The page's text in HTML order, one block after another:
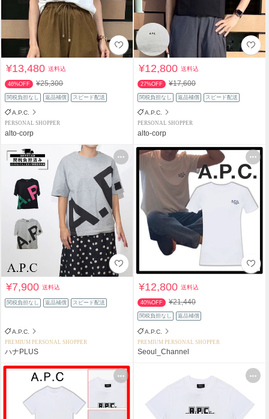
¥13,480送料込
46%OFF ¥25,300
関税負担なし 返品補償 スピード配送
A.P.C.
PERSONAL SHOPPER
alto-corp
¥12,800送料込
27%OFF ¥17,600
関税負担なし 返品補償 スピード配送
A.P.C.
PERSONAL SHOPPER
alto-corp
¥7,900送料込
関税負担なし 返品補償 スピード配送
A.P.C.
PREMIUM PERSONAL SHOPPER
ハナPLUS
¥12,800送料込
40%OFF ¥21,440
関税負担なし 返品補償
A.P.C.
PREMIUM PERSONAL SHOPPER
Seoul_Channel